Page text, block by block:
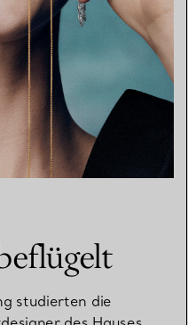
studierten die